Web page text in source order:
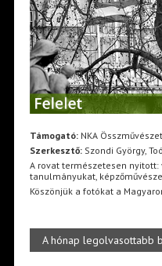
Támogató:NKA
Szerkesztő:Szondi György,
A rovat természetesen
tanulmányukat,
Köszönjük a fotókat a
A hónap legolvasottabb